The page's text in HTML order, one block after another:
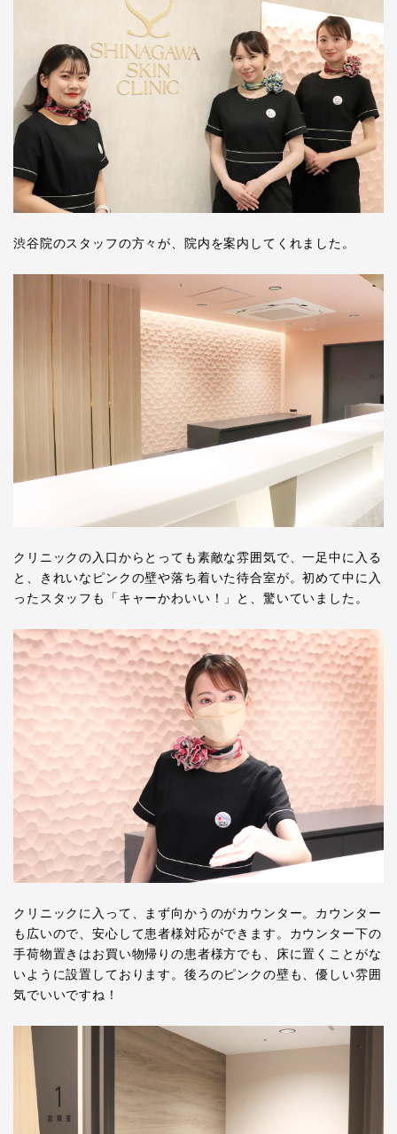
渋谷院のスタッフの方々が、院内を案内してくれました。
クリニックの入口からとっても素敵な雰囲気で、一足中に入る
と、きれいなピンクの壁や落ち着いた待合室が。初めて中に入
ったスタッフも「キャーかわいい！」と、驚いていました。
クリニックに入って、まず向かうのがカウンター。カウンター
も広いので、安心して患者様対応ができます。カウンター下の
手荷物置きはお買い物帰りの患者様方でも、床に置くことがな
いように設置しております。後ろのピンクの壁も、優しい雰囲
気でいいですね！